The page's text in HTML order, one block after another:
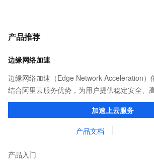
产品推荐
边缘网络加速
边缘网络加速（Edge Network Acceleration）
结合阿里云服务优势，为用户提供稳定安全、
传输，解决客户不同站点的连接、组网、数据
加速上云服务
产品文档
产品入门